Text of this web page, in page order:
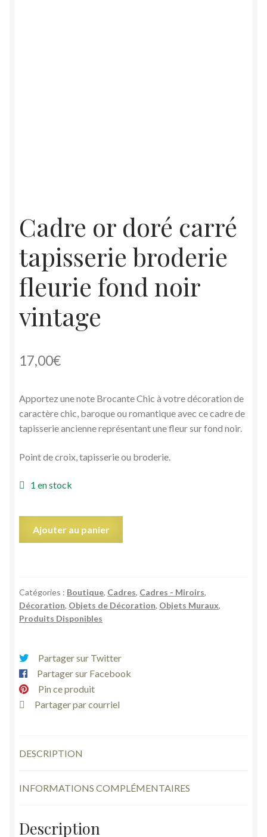
Cadre or doré carré
tapisserie broderie
fleurie fond noir
vintage
17,00€
Apportez une note Brocante Chic à votre décoration de
caractère chic, baroque ou romantique avec ce cadre de
tapisserie ancienne représentant une fleur sur fond noir.
Point de croix, tapisserie ou broderie.
1 en stock
carré
tapisserie
fond
noir
vintage
Ajouter au panier
Catégories : Boutique, Cadres, Cadres - Miroirs,
Décoration, Objets de Décoration, Objets Muraux,
Produits Disponibles
Partager sur Twitter
Partager sur Facebook
Pin ce produit
Partager par courriel
DESCRIPTION
INFORMATIONS COMPLÉMENTAIRES
Description